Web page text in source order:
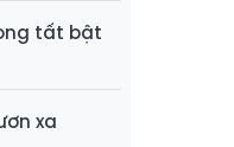
tất bật
xa